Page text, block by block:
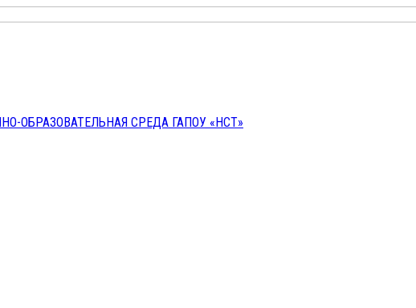
ОБРАЗОВАТЕЛЬНАЯ СРЕДА ГАПОУ «НСТ»